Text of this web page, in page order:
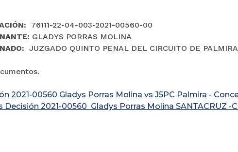
76111-22-04-003-2021-00560-00
GLADYS PORRAS MOLINA
JUZGADO QUINTO PENAL DEL CIRCUITO DE
2021-00560 Gladys Porras Molina vs J5PC Palmira -
Decisión 2021-00560 Gladys Porras Molina SANTACRUZ -